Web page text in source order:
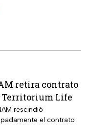
retira contrato
Territorium Life
rescindió
el contrato